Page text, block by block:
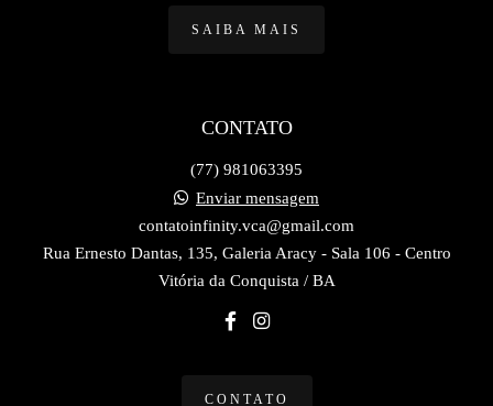
SAIBA MAIS
CONTATO
(77) 981063395
Enviar mensagem
contatoinfinity.vca@gmail.com
Rua Ernesto Dantas, 135, Galeria Aracy - Sala 106 - Centro
Vitória da Conquista / BA
CONTATO